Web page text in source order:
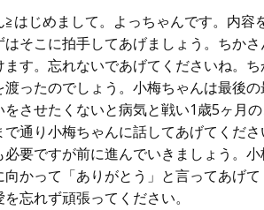
≧はじめまして。よっちゃんです。内
はそこに拍手してあげましょう。ちか
ます。忘れないであげてくださいね。
渡ったのでしょう。小梅ちゃんは最後
をさせたくないと病気と戦い1歳5ヶ月
で通り小梅ちゃんに話してあげてくだ
必要ですが前に進んでいきましょう。
向かって「ありがとう」と言ってあげ
忘れず頑張ってください。